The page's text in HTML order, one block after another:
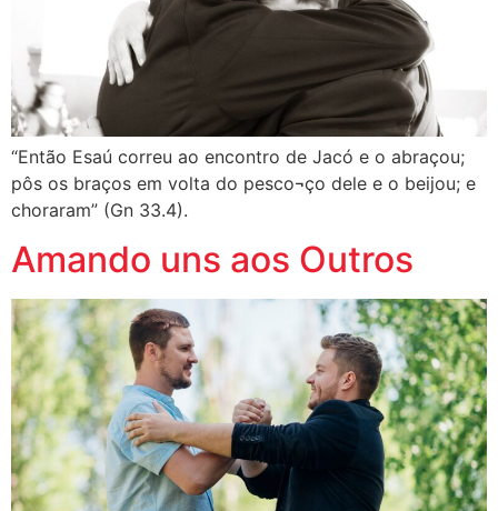
“Então Esaú correu ao encontro de Jacó e o abraçou;
pôs os braços em volta do pesco¬ço dele e o beijou; e
choraram” (Gn 33.4).
Amando uns aos Outros